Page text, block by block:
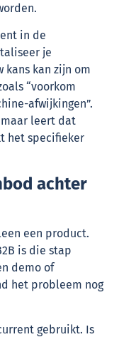
in de
je
kans kan zijn om
“voorkom
afwijkingen”.
leert dat
het specifieker
achter
een product.
is die stap
demo of
het probleem nog
gebruikt. Is